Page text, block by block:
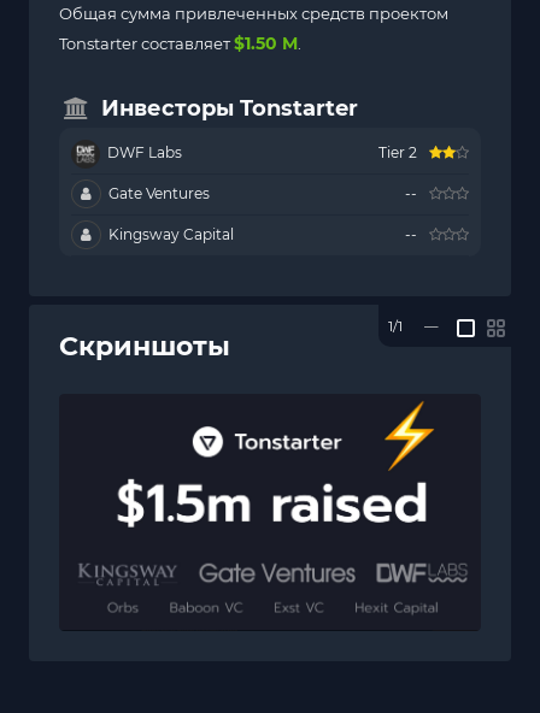
Общая сумма привлеченных средств проектом
Tonstarter составляет$1.50 M
Инвесторы Tonstarter
DWF Labs Tier 2
Gate Ventures --
Kingsway Capital --
Скриншоты
1/1 —